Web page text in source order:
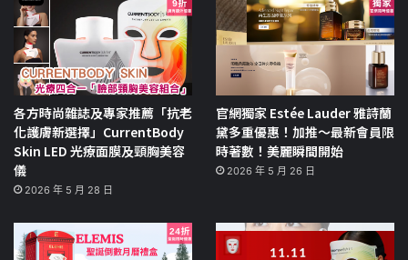
各方時尚雜誌及專家推薦「抗老
化護膚新選擇」CurrentBody
Skin LED 光療面膜及頸胸美容
儀
2026 年 5 月 28 日
官網獨家 Estée Lauder 雅詩蘭
黛多重優惠！加推～最新會員限
時著數！美麗瞬間開始
2026 年 5 月 26 日